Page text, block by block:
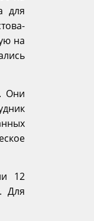
для
на
Они
12
Для